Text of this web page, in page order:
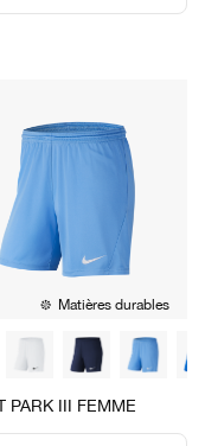
Matières durables
PARK III FEMME